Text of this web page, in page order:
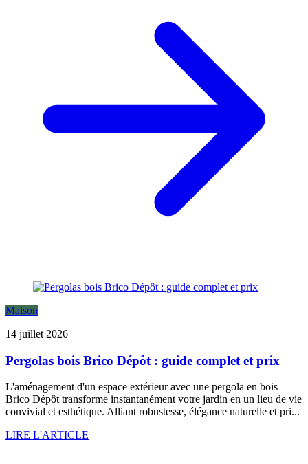
Maison
14 juillet 2026
Pergolas bois Brico Dépôt : guide complet et prix
L'aménagement d'un espace extérieur avec une pergola en bois
Brico Dépôt transforme instantanément votre jardin en un lieu de vie
convivial et esthétique. Alliant robustesse, élégance naturelle et pri...
LIRE L'ARTICLE